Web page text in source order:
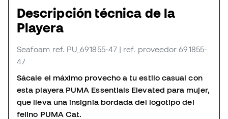
Descripción técnica de la
Playera
Seafoam ref. PU_691855-47 | ref. proveedor 691855-
47
Sácale el máximo provecho a tu estilo casual con
esta playera PUMA Essentials Elevated para mujer,
que lleva una insignia bordada del logotipo del
felino PUMA Cat.